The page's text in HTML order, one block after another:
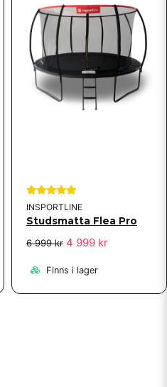
INSPORTLINE
Studsmatta Flea Pro
6 999 kr 4 999 kr
Finns i lager